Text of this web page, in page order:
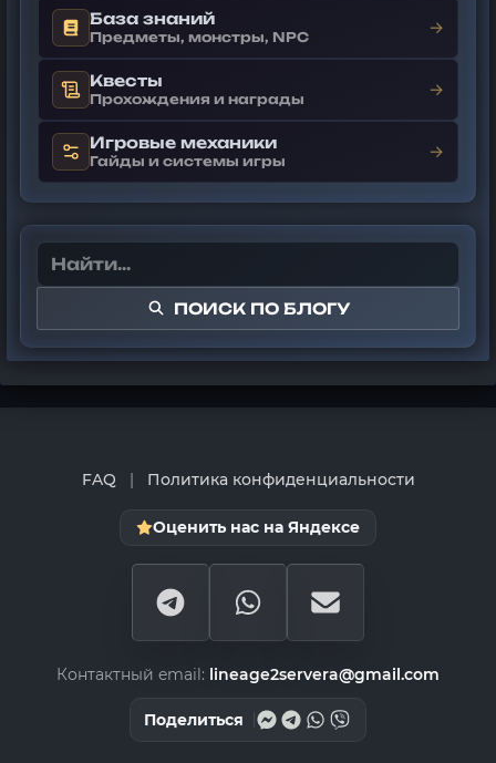
База знаний
Предметы, монстры, NPC →
Квесты
Прохождения и награды →
Игровые механики
Гайды и системы игры →
ПОИСК ПО БЛОГУ
FAQ | Политика конфиденциальности
Оценить нас на Яндексе
Контактный email: lineage2servera@gmail.com
Поделиться